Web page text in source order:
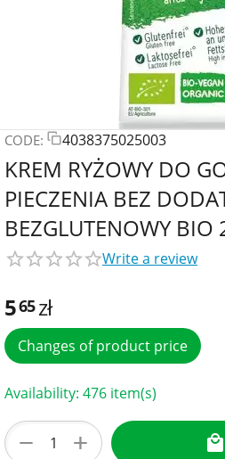
CODE: 4038375025003
KREM RYŻOWY DO
PIECZENIA BEZ
BEZGLUTENOWY
Write a review
565zł
Changes of product price
Availability: 476 item(s)
+
−